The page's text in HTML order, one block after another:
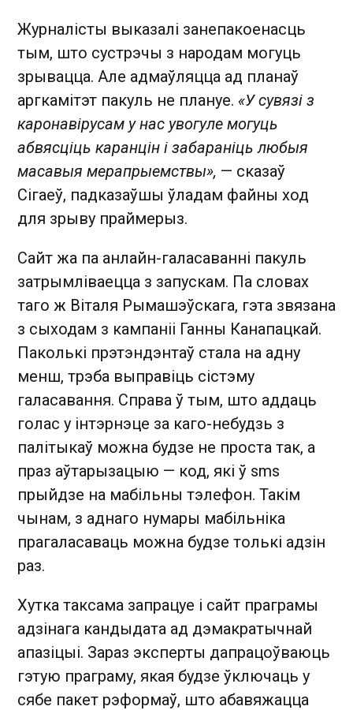
Журналісты выказалі занепакоенасць
тым, што сустрэчы з народам могуць
зрывацца. Але адмаўляцца ад планаў
аргкамітэт пакуль не плануе. «У сувязі з
каронавірусам у нас увогуле могуць
абвясціць каранцін і забараніць любыя
масавыя мерапрыемствы», — сказаў
Сігаеў, падказаўшы ўладам файны ход
для зрыву праймерыз.
Сайт жа па анлайн-галасаванні пакуль
затрымліваецца з запускам. Па словах
таго ж Віталя Рымашэўскага, гэта звязана
з сыходам з кампаніі Ганны Канапацкай.
Паколькі прэтэндэнтаў стала на адну
менш, трэба выправіць сістэму
галасавання. Справа ў тым, што аддаць
голас у інтэрнэце за каго-небудзь з
палітыкаў можна будзе не проста так, а
праз аўтарызацыю — код, які ў sms
прыйдзе на мабільны тэлефон. Такім
чынам, з аднаго нумары мабільніка
прагаласаваць можна будзе толькі адзін
раз.
Хутка таксама запрацуе і сайт праграмы
адзінага кандыдата ад дэмакратычнай
апазіцыі. Зараз эксперты дапрацоўваюць
гэтую праграму, якая будзе ўключаць у
сябе пакет рэформаў, што абавяжацца